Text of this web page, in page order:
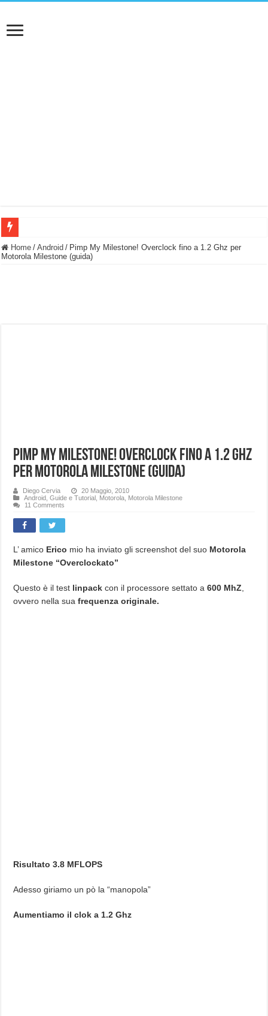
BASTA FATICARE! Questo robot tagliaerba lo appoggi e fa tutto lui! (Senza
Home / Android / Pimp My Milestone! Overclock fino a 1.2 Ghz per
Motorola Milestone (guida)
Pimp My Milestone! Overclock fino a 1.2 Ghz
per Motorola Milestone (guida)
Diego Cervia
20 Maggio, 2010
Android ,Guide e Tutorial Motorola Motorola Milestone
11 Comments
L’ amico Erico mio ha inviato gli screenshot del suo Motorola
Milestone “Overclockato”
Questo è il test linpack con il processore settato a 600 MhZ
ovvero nella suafrequenza originale.
Risultato 3.8 MFLOPS
Adesso giriamo un pò la “manopola”
Aumentiamo il clok a 1.2 Ghz